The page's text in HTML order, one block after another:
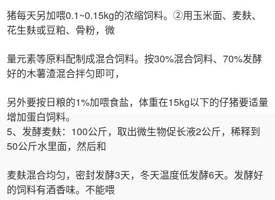
猪每天另加喂0.1~0.15kg的浓缩饲料。②用玉米面、麦麸、
花生麸或豆粕、骨粉，微
量元素等原料配制成混合饲料。按30%混合饲料、70%发酵
好的木薯渣混合拌匀即可，
另外要按日粮的1%加喂食盐，体重在15kg以下的仔猪要适量
增加蛋白饲料。
5、发酵麦麸：100公斤，取出微生物促长液2公斤，稀释到
50公斤水里面，然后和
麦麸混合均匀，密封发酵3天，冬天温度低发酵6天。发酵好
的饲料有酒香味。不能喂